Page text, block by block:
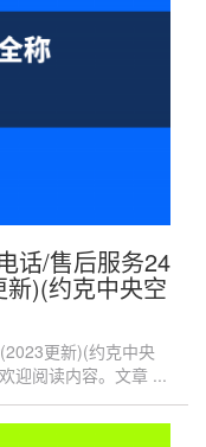
话/售后服务24
)(约克中央空
更新)(约克中央
迎阅读内容。文章 ...